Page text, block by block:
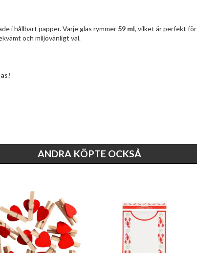
i hållbart papper. Varje glas rymmer 59 ml, vilket är perfekt
och miljövänligt val.
ANDRA KÖPTE OCKSÅ